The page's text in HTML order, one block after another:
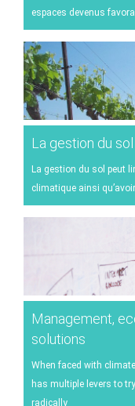
espaces devenus
La gestion du sol
La gestion du sol peut
climatique ainsi
Management,
solutions
When faced with
has multiple levers to
radically